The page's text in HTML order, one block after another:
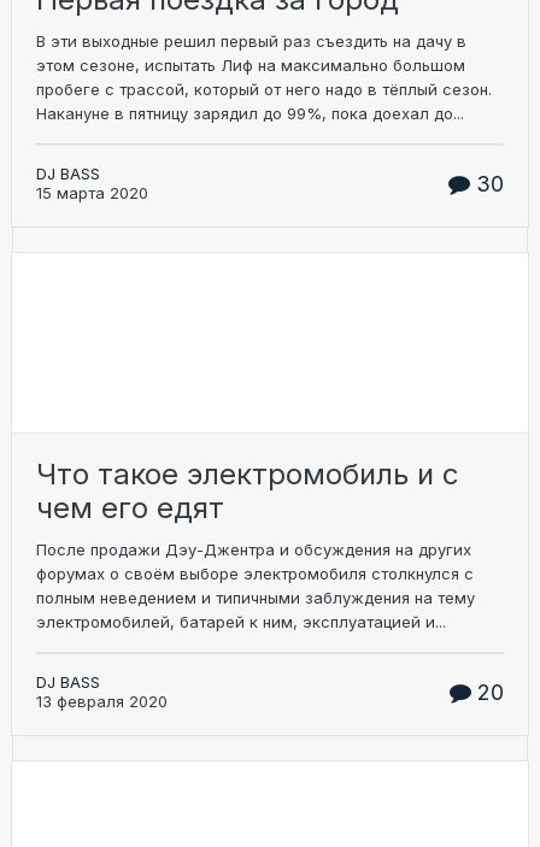
В эти выходные решил первый раз съездить на дачу в
этом сезоне, испытать Лиф на максимально большом
пробеге с трассой, который от него надо в тёплый сезон.
Накануне в пятницу зарядил до 99%, пока доехал до...
DJ BASS
15 марта 2020
30
Что такое электромобиль и с
чем его едят
После продажи Дэу-Джентра и обсуждения на других
форумах о своём выборе электромобиля столкнулся с
полным неведением и типичными заблуждения на тему
электромобилей, батарей к ним, эксплуатацией и...
DJ BASS
13 февраля 2020
20